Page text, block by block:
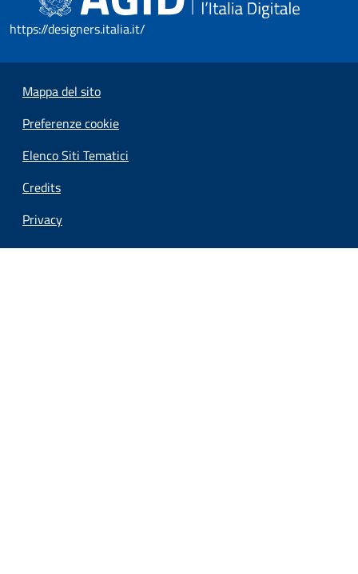
https://designers.italia.it/
Mappa del sito
Preferenze cookie
Elenco Siti Tematici
Credits
Privacy